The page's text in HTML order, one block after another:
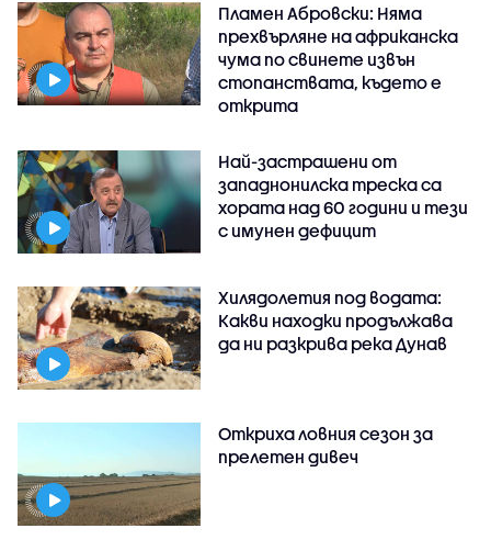
Пламен Абровски: Няма
прехвърляне на африканска
чума по свинете извън
стопанствата, където е
открита
Най-застрашени от
западнонилска треска са
хората над 60 години и тези
с имунен дефицит
Хилядолетия под водата:
Какви находки продължава
да ни разкрива река Дунав
Откриха ловния сезон за
прелетен дивеч